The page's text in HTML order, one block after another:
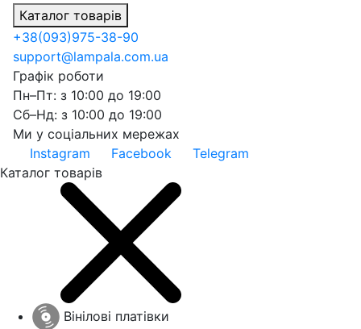
Каталог товарів
+38(093)975-38-90
support@lampala.com.ua
Графік роботи
Пн–Пт: з 10:00 до 19:00
Сб–Нд: з 10:00 до 19:00
Ми у соціальних мережах
Instagram
Facebook
Telegram
Каталог товарів
Вінілові платівки